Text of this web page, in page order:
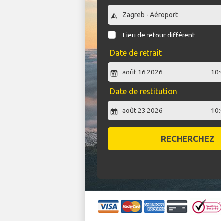
Lieu de retour différent
Date de retrait
Date de restitution
RECHERCHEZ